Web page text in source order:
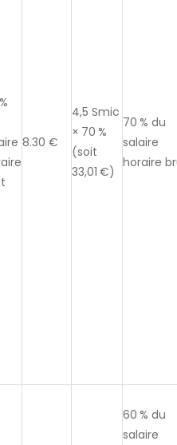
8.30 €
4,5 Smic
× 70 %
(soit
33,01 €)
70 % du
salaire
horaire
60 % du
salaire